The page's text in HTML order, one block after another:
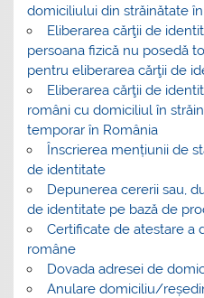
domiciliului din străinătate
Eliberarea cărţii de
persoana fizică nu posedă
pentru eliberarea cărţii de
Eliberarea cărţii de
români cu domiciliul în
temporar în România
Înscrierea mențiunii de
de identitate
Depunerea cererii sau,
de identitate pe bază de
Certificate de atestare a
române
Dovada adresei de
Anulare domiciliu/